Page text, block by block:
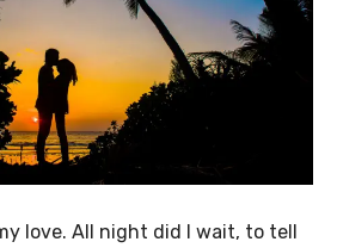
love. All night did I wait, to tell